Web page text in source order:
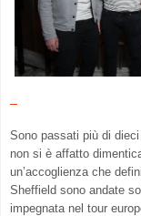
Sono passati più di dieci
non si è affatto
un’accoglienza che
Sheffield sono andate
impegnata nel tour